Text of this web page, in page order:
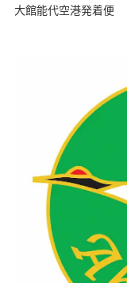
大館能代空港発着便